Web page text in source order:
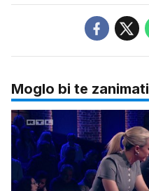
Moglo bi te zanimati